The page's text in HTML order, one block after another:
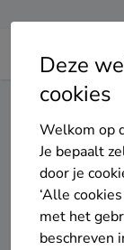
Deze
cookies
Welkom op
Je bepaalt
door je
‘Alle
met het
beschreven
Home
Wil jij direct
of een grote